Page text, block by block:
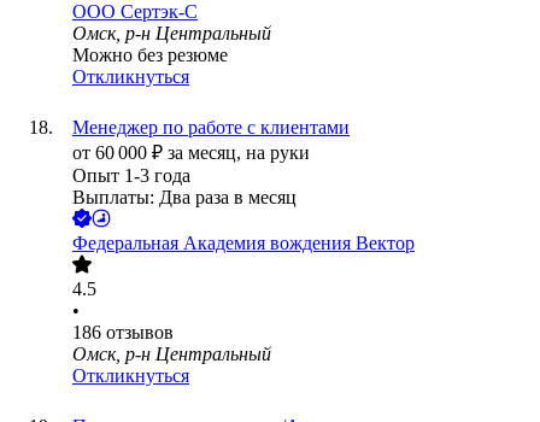
ООО Сертэк-С
Омск, р-н Центральный
Можно без резюме
Откликнуться
Менеджер по работе с клиентами
от 60 000 ₽ за месяц, на руки
Опыт 1-3 года
Выплаты: Два раза в месяц
Федеральная Академия вождения Вектор
4.5
•
186 отзывов
Омск, р-н Центральный
Откликнуться